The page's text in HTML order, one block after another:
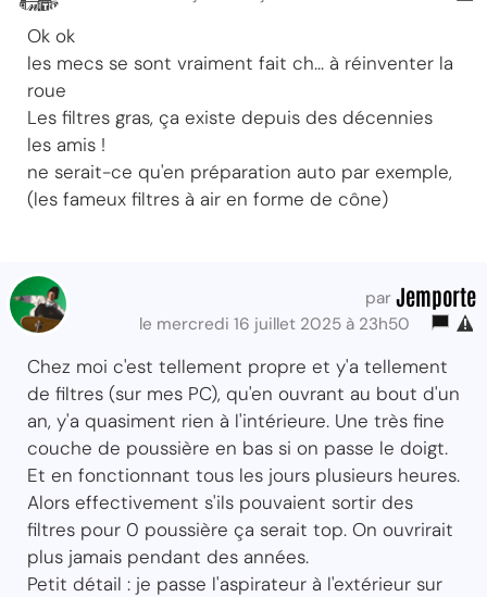
Ok ok
les mecs se sont vraiment fait ch... à réinventer la
roue
Les filtres gras, ça existe depuis des décennies
les amis !
ne serait-ce qu'en préparation auto par exemple,
(les fameux filtres à air en forme de cône)
par Jemporte
le mercredi 16 juillet 2025 à 23h50
Chez moi c'est tellement propre et y'a tellement
de filtres (sur mes PC), qu'en ouvrant au bout d'un
an, y'a quasiment rien à l'intérieure. Une très fine
couche de poussière en bas si on passe le doigt.
Et en fonctionnant tous les jours plusieurs heures.
Alors effectivement s'ils pouvaient sortir des
filtres pour 0 poussière ça serait top. On ouvrirait
plus jamais pendant des années.
Petit détail : je passe l'aspirateur à l'extérieur sur